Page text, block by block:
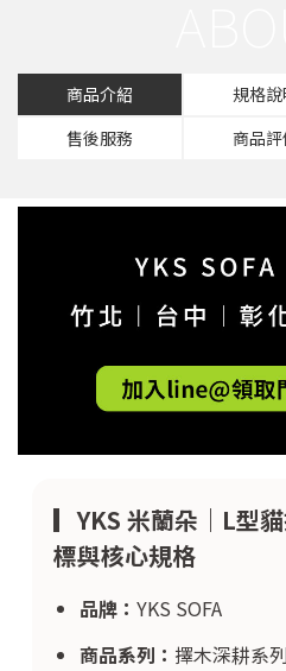
商品介紹 規格說
售後服務
商品評
▎YKS 米蘭朵｜L型
標與核心規格
品牌： YKS SOFA
商品系列： 擇木深耕系列